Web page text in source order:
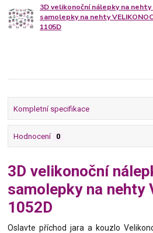
3D velikonoční nálepky na nehty
samolepky na nehty
1105D
Kompletní specifikace
Hodnocení 0
3D velikonoční
samolepky na nehty
1052D
Oslavte příchod jara a kouzlo